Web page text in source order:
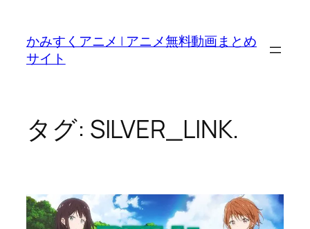
かみすくアニメ | アニメ無料動画まとめ
サイト
タグ: SILVER_LINK.